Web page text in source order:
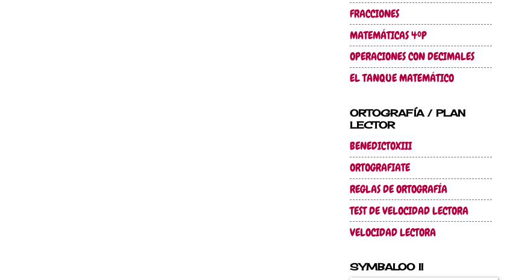
FRACCIONES
MATEMÁTICAS 4ºP
OPERACIONES CON DECIMALES
EL TANQUE MATEMÁTICO
ORTOGRAFÍA / PLAN
LECTOR
BENEDICTOXIII
ORTOGRAFIATE
REGLAS DE ORTOGRAFÍA
TEST DE VELOCIDAD LECTORA
VELOCIDAD LECTORA
SYMBALOO II